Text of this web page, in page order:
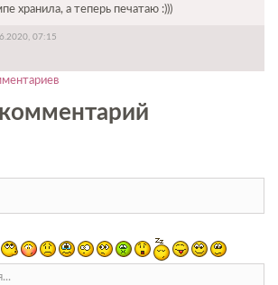
хранила, а теперь печатаю :)))
07:15